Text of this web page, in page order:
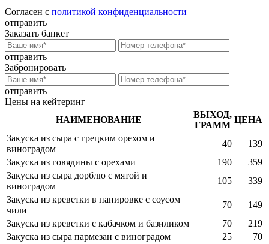
Согласен с политикой конфиденциальности
отправить
Заказать банкет
отправить
Забронировать
отправить
Цены на кейтеринг
НАИМЕНОВАНИЕ
ВЫХОД,
ГРАММ
ЦЕНА
Закуска из сыра с грецким орехом и
виноградом
40
139
Закуска из говядины с орехами
190
359
Закуска из сыра дорблю с мятой и
виноградом
105
339
Закуска из креветки в панировке с соусом
чили
70
149
Закуска из креветки с кабачком и базиликом
70
219
Закуска из сыра пармезан с виноградом
25
70